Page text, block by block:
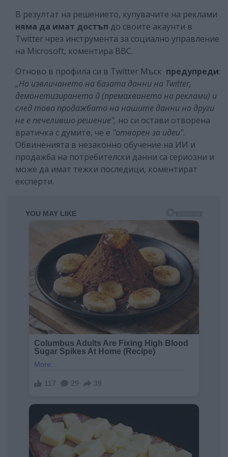
В резултат на решението, купувачите на реклами
няма да имат достъп до своите акаунти в
Twitter чрез инструмента за социално управление
на Microsoft, коментира ВВС.
Отново в профила си в Twitter Мъск предупреди:
„Но извличането на базата данни на Twitter,
демонетизирането й (премахването на реклами) и
след това продажбата на нашите данни на други
не е печелившо решение“, но си остави отворена
вратичка с думите, че е "отворен за идеи".
Обвиненията в незаконно обучение на ИИ и
продажба на потребителски данни са сериозни и
може да имат тежки последици, коментират
експерти.